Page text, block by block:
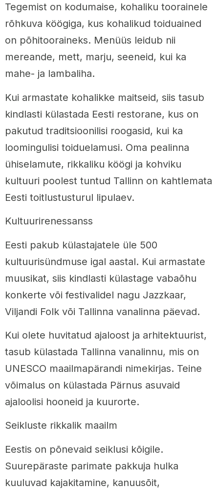
Tegemist on kodumaise, kohaliku toorainele
rõhkuva köögiga, kus kohalikud toiduained
on põhitooraineks. Menüüs leidub nii
mereande, mett, marju, seeneid, kui ka
mahe- ja lambaliha.
Kui armastate kohalikke maitseid, siis tasub
kindlasti külastada Eesti restorane, kus on
pakutud traditsioonilisi roogasid, kui ka
loomingulisi toiduelamusi. Oma pealinna
ühiselamute, rikkaliku köögi ja kohviku
kultuuri poolest tuntud Tallinn on kahtlemata
Eesti toitlustusturul lipulaev.
Kultuurirenessanss
Eesti pakub külastajatele üle 500
kultuurisündmuse igal aastal. Kui armastate
muusikat, siis kindlasti külastage vabaõhu
konkerte või festivalidel nagu Jazzkaar,
Viljandi Folk või Tallinna vanalinna päevad.
Kui olete huvitatud ajaloost ja arhitektuurist,
tasub külastada Tallinna vanalinnu, mis on
UNESCO maailmapärandi nimekirjas. Teine
võimalus on külastada Pärnus asuvaid
ajaloolisi hooneid ja kuurorte.
Seikluste rikkalik maailm
Eestis on põnevaid seiklusi kõigile.
Suurepäraste parimate pakkuja hulka
kuuluvad kajakitamine, kanuusõit,